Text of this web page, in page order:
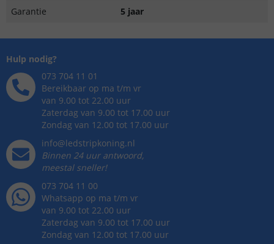
Garantie
5 jaar
Hulp nodig?
073 704 11 01
Bereikbaar op ma t/m vr
van 9.00 tot 22.00 uur
Zaterdag van 9.00 tot 17.00 uur
Zondag van 12.00 tot 17.00 uur
info@ledstripkoning.nl
Binnen 24 uur antwoord,
meestal sneller!
073 704 11 00
Whatsapp op ma t/m vr
van 9.00 tot 22.00 uur
Zaterdag van 9.00 tot 17.00 uur
Zondag van 12.00 tot 17.00 uur